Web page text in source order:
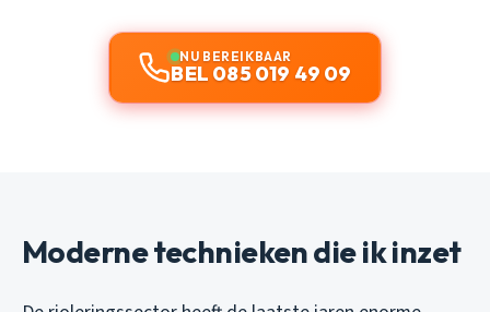
NU BEREIKBAAR
BEL 085 019 49 09
Moderne technieken die ik inzet